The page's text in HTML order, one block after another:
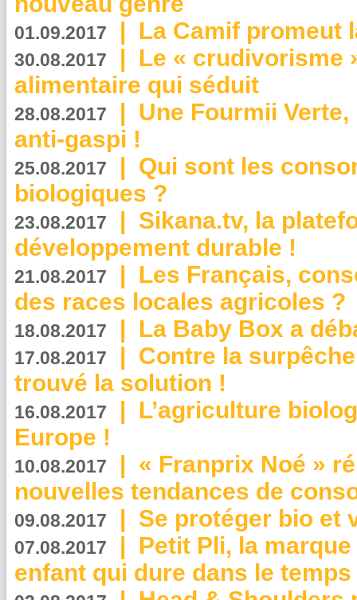
01.09.2017 | La Camif promeut
30.08.2017 | Le « crudivorisme
alimentaire qui séduit
28.08.2017 | Une Fourmii
anti-gaspi !
25.08.2017 | Qui sont les
biologiques ?
23.08.2017 | Sikana.tv, la
développement durable !
21.08.2017 | Les Français,
des races locales agricoles ?
18.08.2017 | La Baby Box a
17.08.2017 | Contre la
trouvé la solution !
16.08.2017 | L’agriculture
Europe !
10.08.2017 | « Franprix Noé »
nouvelles tendances de
09.08.2017 | Se protéger bio et
07.08.2017 | Petit Pli, la
enfant qui dure dans le temps